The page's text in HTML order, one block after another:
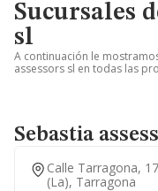
Sucursales
sl
A continuación le
assessors sl en todas las
Sebastia
Calle Tarragona,
(la), Tarragona